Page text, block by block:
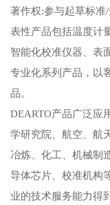
著作权:参与起草标准
表性产品包括温度计
智能化校准仪器、表
专业化系列产品，以
品。
DEARTO产品广泛应
学研究院、航空、航
冶炼、化工、机械制
导体芯片、校准机构
业的技术服务能力得